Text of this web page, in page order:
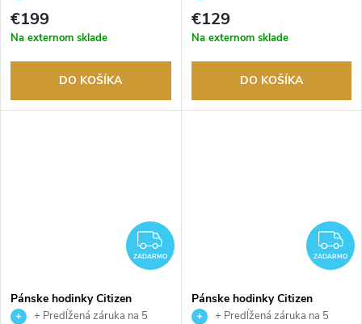
tovaru. Autorizovaný predajca.
€199
Na externom sklade
DO KOŠÍKA
tovaru. Autorizovaný predajca.
€129
Na externom sklade
DO KOŠÍKA
ZADARMO
ZADARMO
Pánske hodinky Citizen
NJ0151-88M
+ Predĺžená záruka na 5
ZADARMO
Pánske hodinky Citizen
BN0168-06L
+ Predĺžená záruka na 5